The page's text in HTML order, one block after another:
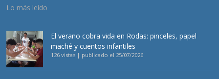
Lo más leído
El verano cobra vida en Rodas: pinceles, papel
maché y cuentos infantiles
126 vistas | publicado el 25/07/2026